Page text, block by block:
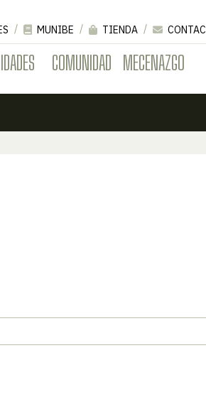
COMUNIDAD MECENAZGO
MUNIBE TIENDA